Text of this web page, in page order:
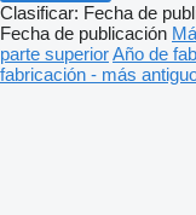
Clasificar: Fecha de
Fecha de publicación
parte superiorAño de
fabricación - más